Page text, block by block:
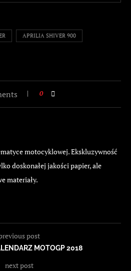
APRILIA SHIVER 900
0
motocyklowej. Ekskluzywność
doskonałej jakości papier, ale
materiały.
post
MOTOGP 2018
next post